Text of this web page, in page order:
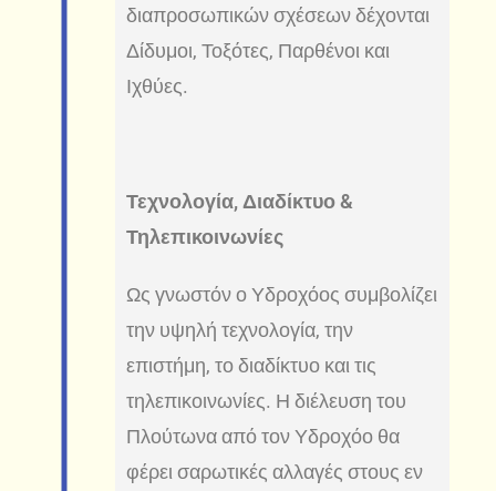
διαπροσωπικών σχέσεων δέχονται
Δίδυμοι, Τοξότες, Παρθένοι και
Ιχθύες.
Τεχνολογία, Διαδίκτυο &
Τηλεπικοινωνίες
Ως γνωστόν ο Υδροχόος συμβολίζει
την υψηλή τεχνολογία, την
επιστήμη, το διαδίκτυο και τις
τηλεπικοινωνίες. Η διέλευση του
Πλούτωνα από τον Υδροχόο θα
φέρει σαρωτικές αλλαγές στους εν